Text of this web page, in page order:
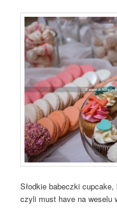
Słodkie babeczki
czyli must have na weselu